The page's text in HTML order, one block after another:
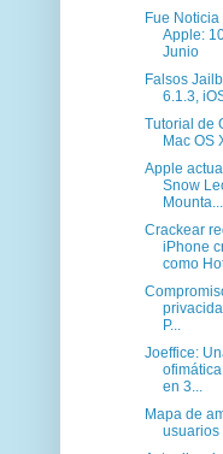
Fue
Apple:
Junio
Falsos
6.1.3,
Tutorial de
Mac OS
Apple
Snow
Mounta...
Crackear
iPhone
como
P...
Joeffice:
en 3...
Mapa de
usuarios